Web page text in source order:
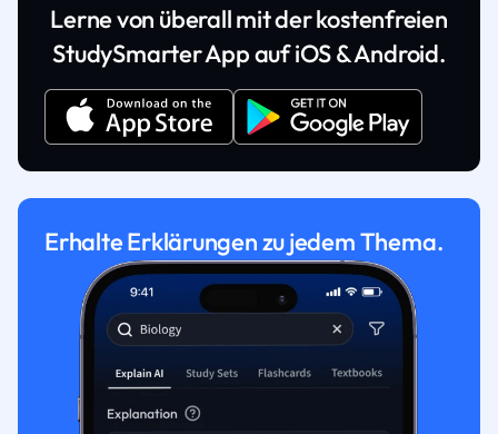
Lerne von überall mit der kostenfreien
StudySmarter App auf iOS & Android.
Erhalte Erklärungen zu jedem Thema.